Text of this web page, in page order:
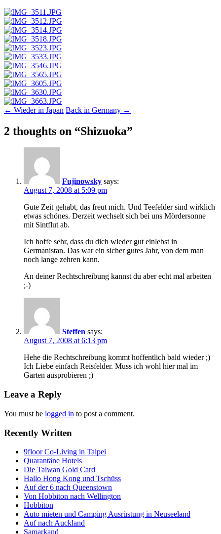
Post
navigation
← Wieder in Japan Back in Germany →
2 thoughts on “Shizuoka”
Fujinowsky says:
August 7, 2008 at 5:09 pm
Gute Zeit gehabt, das freut mich. Und Teefelder sind wirklich
etwas schönes. Derzeit wechselt sich bei uns Mördersonne
mit Sintflut ab.
Ich hoffe sehr, dass du dich wieder gut einlebst in
Germanistan. Das war ein sicher gutes Jahr, von dem man
noch lange zehren kann.
An deiner Rechtschreibung kannst du aber echt mal arbeiten
;-)
Steffen says:
August 7, 2008 at 6:13 pm
Hehe die Rechtschreibung kommt hoffentlich bald wieder ;)
Ich Liebe einfach Reisfelder. Muss ich wohl hier mal im
Garten ausprobieren ;)
Leave a Reply
You must be logged in to post a comment.
Recently Written
9floor Co-Living in Taipei
Quarantäne Hotels
Die Taiwan Gold Card
Hallo Hong Kong und Tschüss
Auf der 6 nach Queenstown
Von Hobbiton nach Wellington
Hobbiton
Auto mieten und Camping Ausrüstung in Neuseeland
Auf nach Auckland
Samarkand